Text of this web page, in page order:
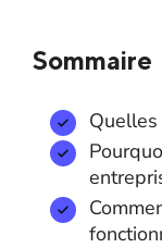
Sommaire